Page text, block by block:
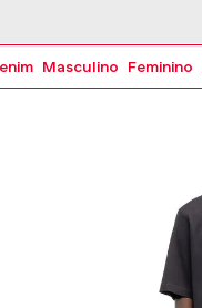
Masculino Feminino